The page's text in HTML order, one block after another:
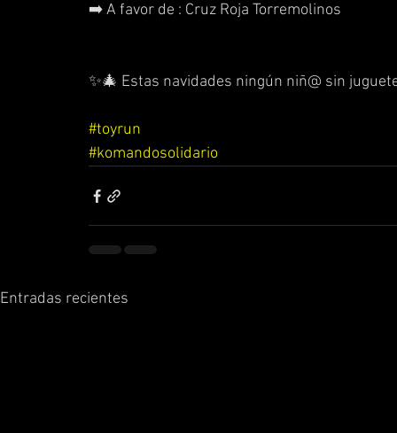
➡️ A favor de : Cruz Roja Torremolinos
✨🎄 Estas navidades ningún niñ@ sin
#toyrun
#komandosolidario
Entradas recientes